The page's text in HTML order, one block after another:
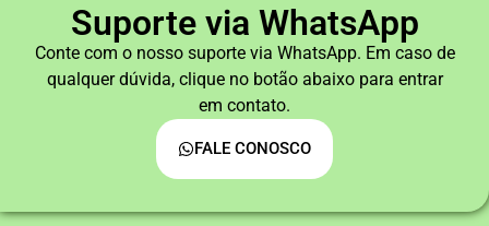
Suporte via WhatsApp
Conte com o nosso suporte via WhatsApp. Em caso de
qualquer dúvida, clique no botão abaixo para entrar
em contato.
FALE CONOSCO